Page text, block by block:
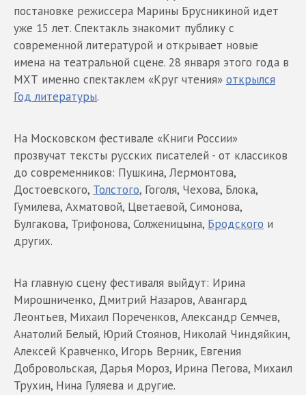
постановке режиссера Марины Брусникиной идет
уже 15 лет. Спектакль знакомит публику с
современной литературой и открывает новые
имена на театральной сцене. 28 января этого года в
МХТ именно спектаклем «Круг чтения» открылся
Год литературы.
На Московском фестивале «Книги России»
прозвучат тексты русских писателей - от классиков
до современников: Пушкина, Лермонтова,
Достоевского, Толстого, Гоголя, Чехова, Блока,
Гумилева, Ахматовой, Цветаевой, Симонова,
Булгакова, Трифонова, Солженицына, Бродского и
других.
На главную сцену фестиваля выйдут: Ирина
Мирошниченко, Дмитрий Назаров, Авангард
Леонтьев, Михаил Пореченков, Александр Семчев,
Анатолий Белый, Юрий Стоянов, Николай Чиндяйкин,
Алексей Кравченко, Игорь Верник, Евгения
Добровольская, Дарья Мороз, Ирина Пегова, Михаил
Трухин, Нина Гуляева и другие.